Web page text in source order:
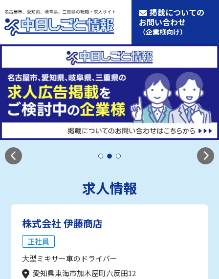
掲載についての
お問い合わせ
（企業様向け）
求人情報
株式会社 伊藤商店
正社員
大型ミキサー車のドライバー
愛知県東海市加木屋町六反田12